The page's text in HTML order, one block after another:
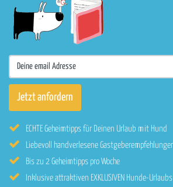
ECHTE Geheimtipps für Deinen Urlaub mit Hund
Liebevoll handverlesene
Bis zu 2 Geheimtipps pro Woche
Inklusive attraktiven EXKLUSIVEN Hunde-